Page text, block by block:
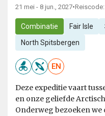
21 mei - 8 jun., 2027•
Combinatie Fair Isle
North Spitsbergen
EN
Deze expeditie vaart
en onze geliefde
Onderweg bezoeken we